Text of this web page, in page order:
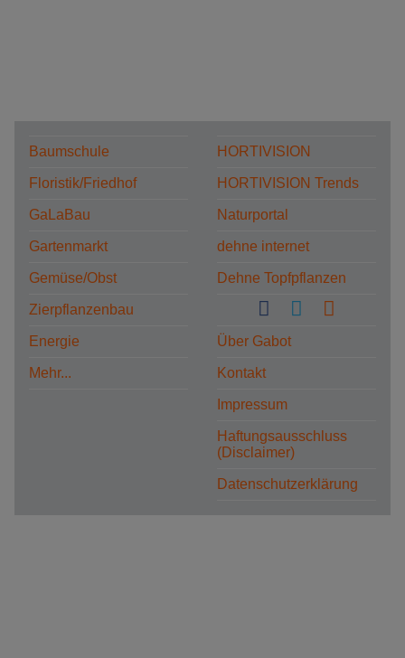
Baumschule
Floristik/Friedhof
GaLaBau
Gartenmarkt
Gemüse/Obst
Zierpflanzenbau
Energie
Mehr...
HORTIVISION
HORTIVISION Trends
Naturportal
dehne internet
Dehne Topfpflanzen
Über Gabot
Kontakt
Impressum
Haftungsausschluss
(Disclaimer)
Datenschutzerklärung